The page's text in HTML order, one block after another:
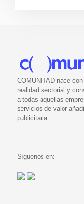
COMUNITAD nace
realidad sectorial y
a todas aquellas
servicios de valor
publicitaria.
Síguenos en: